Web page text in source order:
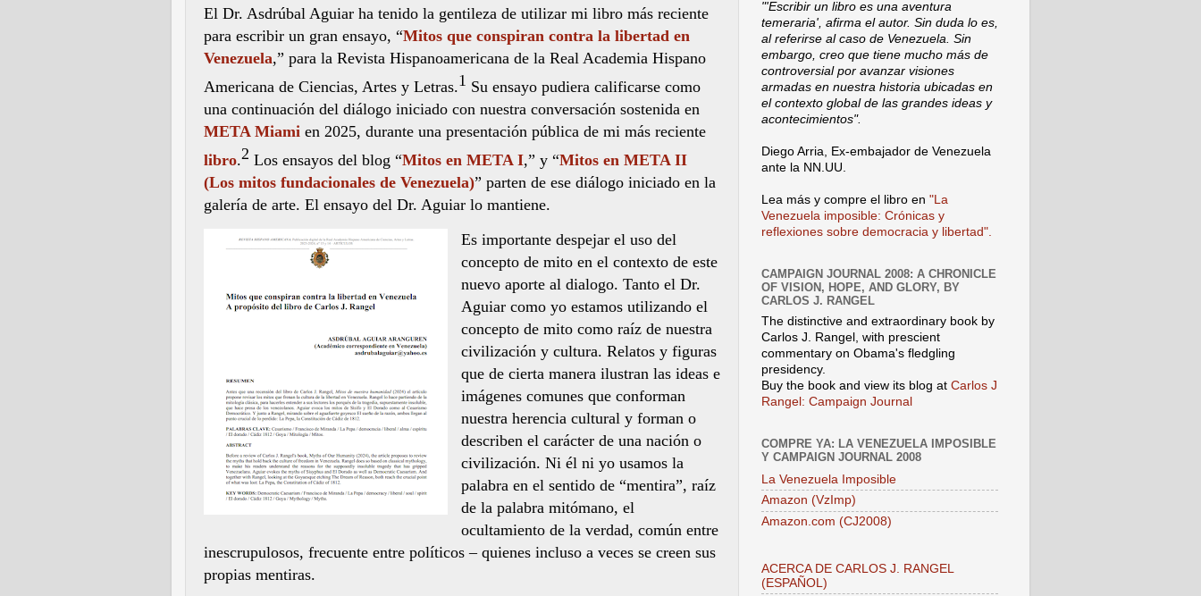
El Dr. Asdrúbal Aguiar ha tenido la gentileza de utilizar mi libro más reciente
para escribir un gran ensayo, “Mitos que conspiran contra la libertad en
Venezuela,” para la Revista Hispanoamericana de la Real Academia Hispano
Americana de Ciencias, Artes y Letras.1 Su ensayo pudiera calificarse como
una continuación del diálogo iniciado con nuestra conversación sostenida en
META Miami en 2025, durante una presentación pública de mi más reciente
libro.2 Los ensayos del blog “Mitos en META I,” y “Mitos en META II
(Los mitos fundacionales de Venezuela)” parten de ese diálogo iniciado en la
galería de arte. El ensayo del Dr. Aguiar lo mantiene.
Es importante despejar el uso del
concepto de mito en el contexto de este
nuevo aporte al dialogo. Tanto el Dr.
Aguiar como yo estamos utilizando el
concepto de mito como raíz de nuestra
civilización y cultura. Relatos y figuras
que de cierta manera ilustran las ideas e
imágenes comunes que conforman
nuestra herencia cultural y forman o
describen el carácter de una nación o
civilización. Ni él ni yo usamos la
palabra en el sentido de “mentira”, raíz
de la palabra mitómano, el
ocultamiento de la verdad, común entre
inescrupulosos, frecuente entre políticos – quienes incluso a veces se creen sus
propias mentiras.
"'Escribir un libro es una aventura
temeraria', afirma el autor. Sin duda lo es,
al referirse al caso de Venezuela. Sin
embargo, creo que tiene mucho más de
controversial por avanzar visiones
armadas en nuestra historia ubicadas en
el contexto global de las grandes ideas y
acontecimientos".
Diego Arria, Ex-embajador de Venezuela
ante la NN.UU.
Lea más y compre el libro en "La
Venezuela imposible: Crónicas y
reflexiones sobre democracia y libertad".
CAMPAIGN JOURNAL 2008: A CHRONICLE
OF VISION, HOPE, AND GLORY, BY
CARLOS J. RANGEL
The distinctive and extraordinary book by
Carlos J. Rangel, with prescient
commentary on Obama's fledgling
presidency.
Buy the book and view its blog at Carlos J
Rangel: Campaign Journal
COMPRE YA: LA VENEZUELA IMPOSIBLE
Y CAMPAIGN JOURNAL 2008
La Venezuela Imposible
Amazon (VzImp)
Amazon.com (CJ2008)
ACERCA DE CARLOS J. RANGEL
(ESPAÑOL)